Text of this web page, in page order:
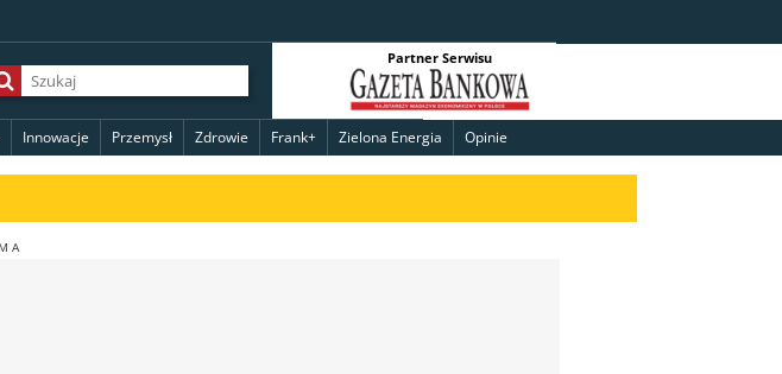
Partner Serwisu
Innowacje Przemysł Zdrowie Frank+ Zielona Energia Opinie